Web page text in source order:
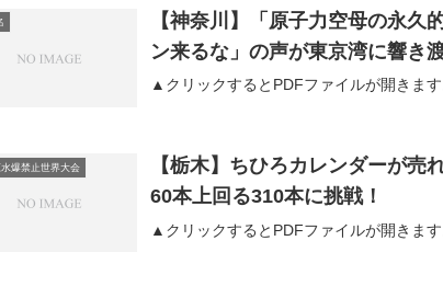
【神奈川】「原子力空母の永
ン来るな」の声が東京湾に響き
▲クリックするとPDFファイルが開きます
爆禁止世界大会
【栃木】ちひろカレンダーが売
60本上回る310本に挑戦！
▲クリックするとPDFファイルが開きます